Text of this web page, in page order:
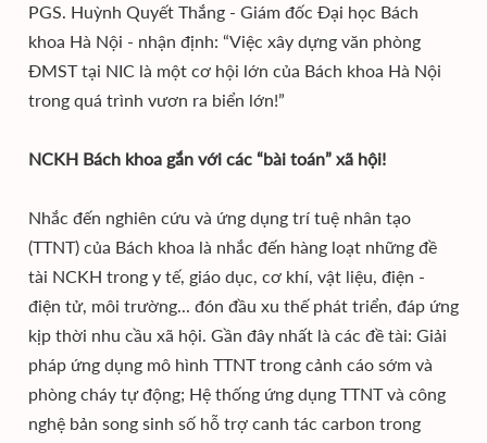
PGS. Huỳnh Quyết Thắng - Giám đốc Đại học Bách
khoa Hà Nội - nhận định: “Việc xây dựng văn phòng
ĐMST tại NIC là một cơ hội lớn của Bách khoa Hà Nội
trong quá trình vươn ra biển lớn!”
NCKH Bách khoa gắn với các “bài toán” xã hội!
Nhắc đến nghiên cứu và ứng dụng trí tuệ nhân tạo
(TTNT) của Bách khoa là nhắc đến hàng loạt những đề
tài NCKH trong y tế, giáo dục, cơ khí, vật liệu, điện -
điện tử, môi trường... đón đầu xu thế phát triển, đáp ứng
kịp thời nhu cầu xã hội. Gần đây nhất là các đề tài: Giải
pháp ứng dụng mô hình TTNT trong cảnh cáo sớm và
phòng cháy tự động; Hệ thống ứng dụng TTNT và công
nghệ bản song sinh số hỗ trợ canh tác carbon trong